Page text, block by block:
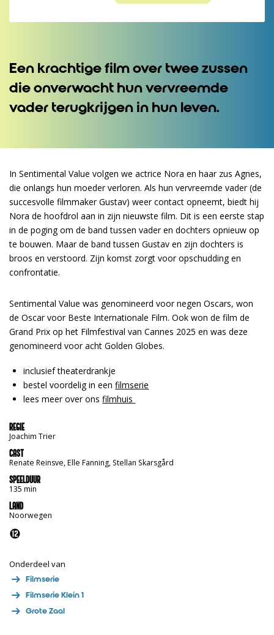
Een krachtige film over twee zussen
die onverwacht hun vervreemde
vader terugkrijgen in hun leven.
In Sentimental Value volgen we actrice Nora en haar zus Agnes,
die onlangs hun moeder verloren. Als hun vervreemde vader (de
succesvolle filmmaker Gustav) weer contact opneemt, biedt hij
Nora de hoofdrol aan in zijn nieuwste film. Dit is een eerste stap
in de poging om de band tussen vader en dochters opnieuw op
te bouwen. Maar de band tussen Gustav en zijn dochters is
broos en verstoord. Zijn komst zorgt voor opschudding en
confrontatie.
Sentimental Value was genomineerd voor negen Oscars, won
de Oscar voor Beste Internationale Film. Ook won de film de
Grand Prix op het Filmfestival van Cannes 2025 en was deze
genomineerd voor acht Golden Globes.
inclusief theaterdrankje
bestel voordelig in eenfilmserie
lees meer over onsfilmhuis
REGIE
Joachim Trier
CAST
Renate Reinsve, Elle Fanning, Stellan Skarsgård
SPEELDUUR
135 min
LAND
Noorwegen
Onderdeel van
Filmserie
Filmserie Klein 1
Grote Zaal
Inzoomen